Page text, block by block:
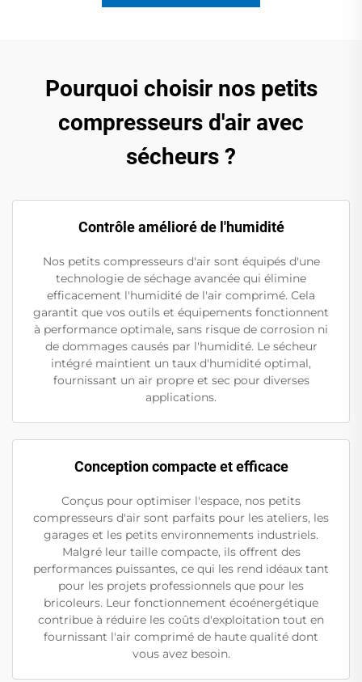
Pourquoi choisir nos petits
compresseurs d'air avec
sécheurs ?
Contrôle amélioré de l'humidité
Nos petits compresseurs d'air sont équipés d'une
technologie de séchage avancée qui élimine
efficacement l'humidité de l'air comprimé. Cela
garantit que vos outils et équipements fonctionnent
à performance optimale, sans risque de corrosion ni
de dommages causés par l'humidité. Le sécheur
intégré maintient un taux d'humidité optimal,
fournissant un air propre et sec pour diverses
applications.
Conception compacte et efficace
Conçus pour optimiser l'espace, nos petits
compresseurs d'air sont parfaits pour les ateliers, les
garages et les petits environnements industriels.
Malgré leur taille compacte, ils offrent des
performances puissantes, ce qui les rend idéaux tant
pour les projets professionnels que pour les
bricoleurs. Leur fonctionnement écoénergétique
contribue à réduire les coûts d'exploitation tout en
fournissant l'air comprimé de haute qualité dont
vous avez besoin.